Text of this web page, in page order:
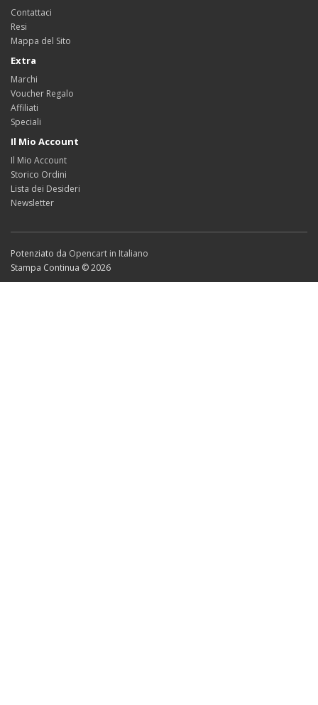
Contattaci
Resi
Mappa del Sito
Extra
Marchi
Voucher Regalo
Affiliati
Speciali
Il Mio Account
Il Mio Account
Storico Ordini
Lista dei Desideri
Newsletter
Potenziato da Opencart in Italiano
Stampa Continua © 2026